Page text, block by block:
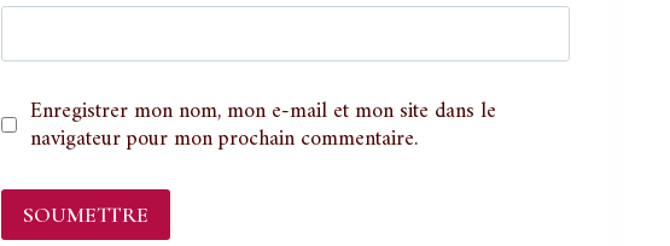
Enregistrer mon nom, mon e-mail et mon site dans le
navigateur pour mon prochain commentaire.